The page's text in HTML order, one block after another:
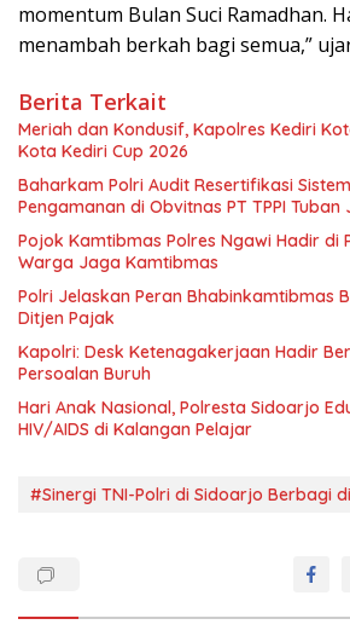
momentum Bulan Suci Ramadhan.
menambah berkah bagi semua,”
Berita Terkait
Meriah dan Kondusif, Kapolres Kediri
Kota Kediri Cup 2026
Baharkam Polri Audit Resertifikasi
Pengamanan di Obvitnas PT TPPI Tuban
Pojok Kamtibmas Polres Ngawi Hadir di
Warga Jaga Kamtibmas
Polri Jelaskan Peran Bhabinkamtibmas
Ditjen Pajak
Kapolri: Desk Ketenagakerjaan Hadir
Persoalan Buruh
Hari Anak Nasional, Polresta Sidoarjo
HIV/AIDS di Kalangan Pelajar
#Sinergi TNI-Polri di Sidoarjo Berbagi